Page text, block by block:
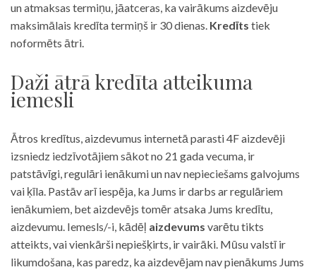
un atmaksas termiņu, jāatceras, ka vairākums aizdevēju
maksimālais kredīta termiņš ir 30 dienas. Kredīts tiek
noformēts ātri.
Daži ātrā kredīta atteikuma
iemesli
Ātros kredītus, aizdevumus internetā parasti 4F aizdevēji
izsniedz iedzīvotājiem sākot no 21 gada vecuma, ir
patstāvīgi, regulāri ienākumi un nav nepieciešams galvojums
vai ķīla. Pastāv arī iespēja, ka Jums ir darbs ar regulāriem
ienākumiem, bet aizdevējs tomēr atsaka Jums kredītu,
aizdevumu. Iemesls/-i, kādēļ aizdevums varētu tikts
atteikts, vai vienkārši nepiešķirts, ir vairāki. Mūsu valstī ir
likumdošana, kas paredz, ka aizdevējam nav pienākums Jums